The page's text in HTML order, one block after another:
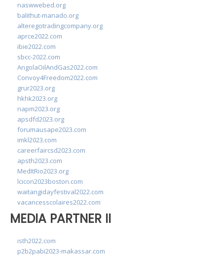
naswwebed.org
balithut-manado.org
alteregotradingcompany.org
aprce2022.com
ibie2022.com
sbcc-2022.com
AngolaOilAndGas2022.com
Convoy4Freedom2022.com
grur2023.org
hkhk2023.org
napm2023.org
apsdfd2023.org
forumausape2023.com
imkl2023.com
careerfaircsd2023.com
apsth2023.com
MedItRio2023.org
lcicon2023boston.com
waitangidayfestival2022.com
vacancesscolaires2022.com
MEDIA PARTNER II
isth2022.com
p2b2pabi2023-makassar.com